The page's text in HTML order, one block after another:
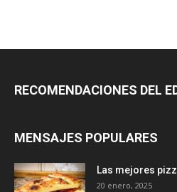
RECOMENDACIONES DEL
MENSAJES POPULARES
Las mejores
20 enero, 2025